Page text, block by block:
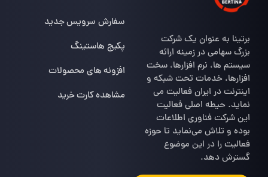
برتینا به عنوان یک شرکت
بزرگ سهامی در زمینه ارائه
سیستم ها، نرم افزارها، سخت
افزارها، خدمات تحت شبکه و
اینترنت در ایران فعالیت می
نماید. حیطه اصلی فعالیت
این شرکت فناوری اطلاعات
بوده و تلاش می‌نماید تا حوزه
فعالیت را در این موضوع
گسترش دهد.
سفارش سرویس جدید
پکیج هاستینگ
افزونه های محصولات
مشاهده کارت خرید